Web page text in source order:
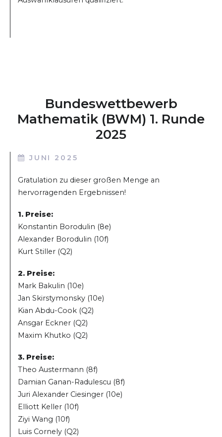
Bundeswettbewerb
Mathematik (BWM) 1. Runde
2025
JUNI 2025
Gratulation zu dieser großen Menge an
hervorragenden Ergebnissen!
1. Preise:
Konstantin Borodulin (8e)
Alexander Borodulin (10f)
Kurt Stiller (Q2)
2. Preise:
Mark Bakulin (10e)
Jan Skirstymonsky (10e)
Kian Abdu-Cook (Q2)
Ansgar Eckner (Q2)
Maxim Khutko (Q2)
3. Preise:
Theo Austermann (8f)
Damian Ganan-Radulescu (8f)
Juri Alexander Ciesinger (10e)
Elliott Keller (10f)
Ziyi Wang (10f)
Luis Cornely (Q2)